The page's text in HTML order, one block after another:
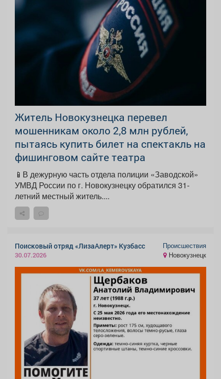
Житель Новокузнецка перевел
мошенникам около 2,8 млн рублей,
пытаясь купить билет на спектакль на
фишинговом сайте театра
📱В дежурную часть отдела полиции «Заводской»
УМВД России по г. Новокузнецку обратился 31-
летний местный житель....
Поисковый отряд «ЛизаАлерт» Кузбасс
30.07.2026
Происшествия
Новокузнецк